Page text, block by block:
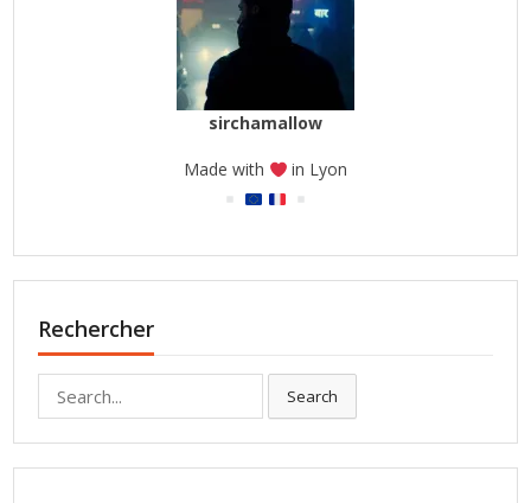
sirchamallow
Made with in Lyon
Rechercher
Search